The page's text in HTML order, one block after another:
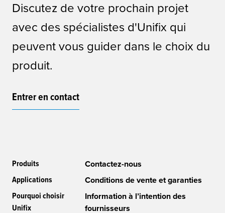
Discutez de votre prochain projet
avec des spécialistes d'Unifix qui
peuvent vous guider dans le choix du
produit.
Entrer en contact
Produits
Applications
Pourquoi choisir
Unifix
Contactez-nous
Conditions de vente et garanties
Information à l’intention des
fournisseurs